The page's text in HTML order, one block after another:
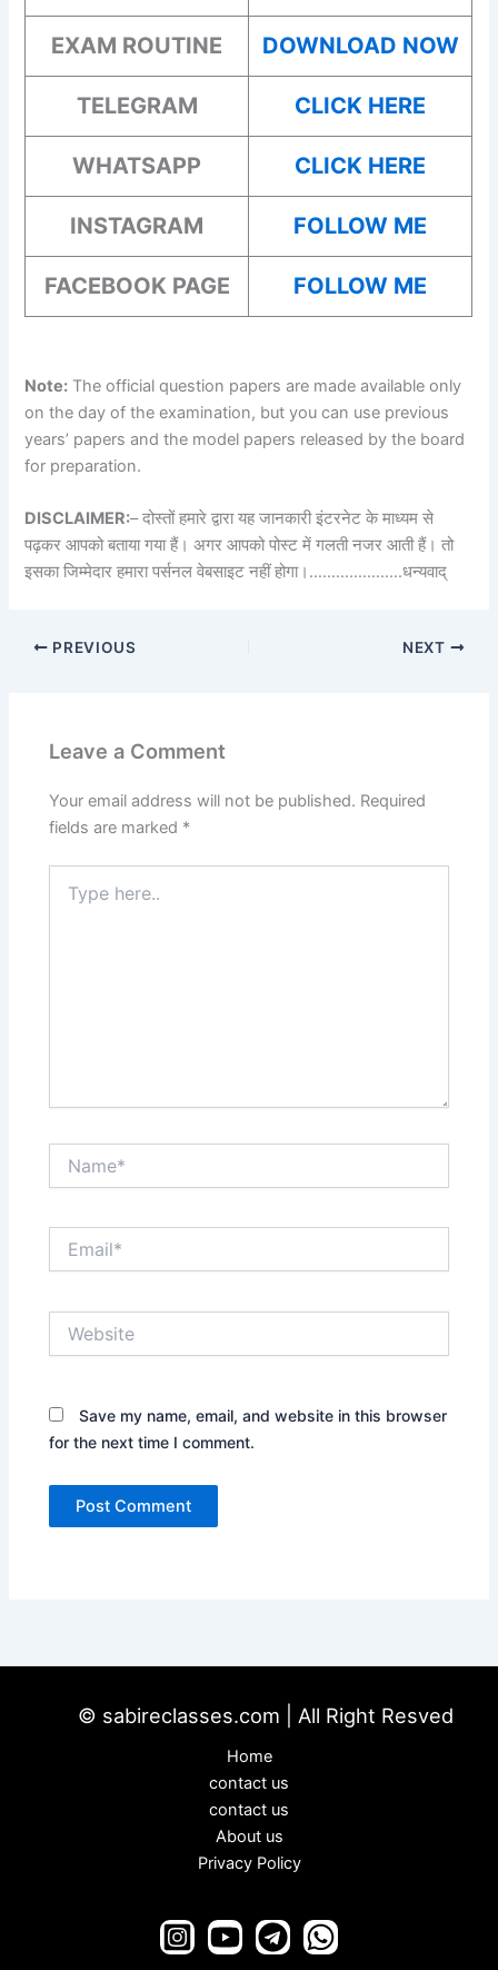
EXAM ROUTINE DOWNLOAD NOW
TELEGRAM CLICK HERE
WHATSAPP CLICK HERE
INSTAGRAM FOLLOW ME
FACEBOOK PAGE FOLLOW ME
Note: The official question papers are made available only
on the day of the examination, but you can use previous
years’ papers and the model papers released by the board
for preparation.
DISCLAIMER:– दोस्तों हमारे द्वारा यह जानकारी इंटरनेट के माध्यम से
पढ़कर आपको बताया गया हैं। अगर आपको पोस्ट में गलती नजर आती हैं। तो
इसका जिम्मेदार हमारा पर्सनल वेबसाइट नहीं होगा।…………………धन्यवाद्
PREVIOUS NEXT
Leave a Comment
Your email address will not be published. Required
fields are marked *
here..
Save my name, email, and website in this browser
for the next time I comment.
© sabireclasses.com | All Right Resved
Home
contact us
contact us
About us
Privacy Policy